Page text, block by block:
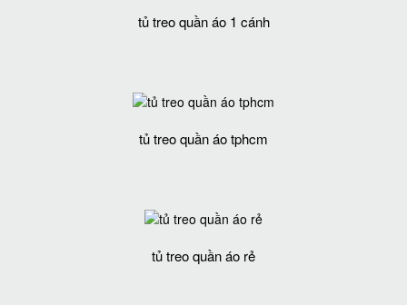
tủ treo quần áo 1 cánh
tủ treo quần áo tphcm
tủ treo quần áo rẻ